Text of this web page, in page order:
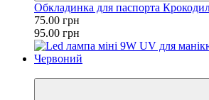
Обкладинка для паспорта
75.00 грн
95.00 грн